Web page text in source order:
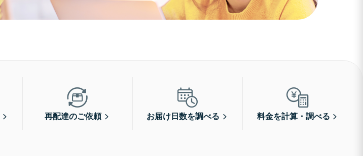
再配達のご依頼 お届け日数を調べる 料金を計算・調べる